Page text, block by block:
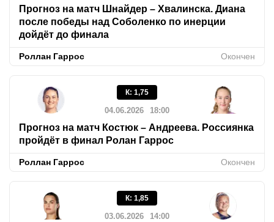
Прогноз на матч Шнайдер – Хвалинска. Диана
после победы над Соболенко по инерции
дойдёт до финала
Роллан Гаррос Окончен
К: 1,75
04.06.2026 18:00
Прогноз на матч Костюк – Андреева. Россиянка
пройдёт в финал Ролан Гаррос
Роллан Гаррос Окончен
К: 1,85
03.06.2026 14:00